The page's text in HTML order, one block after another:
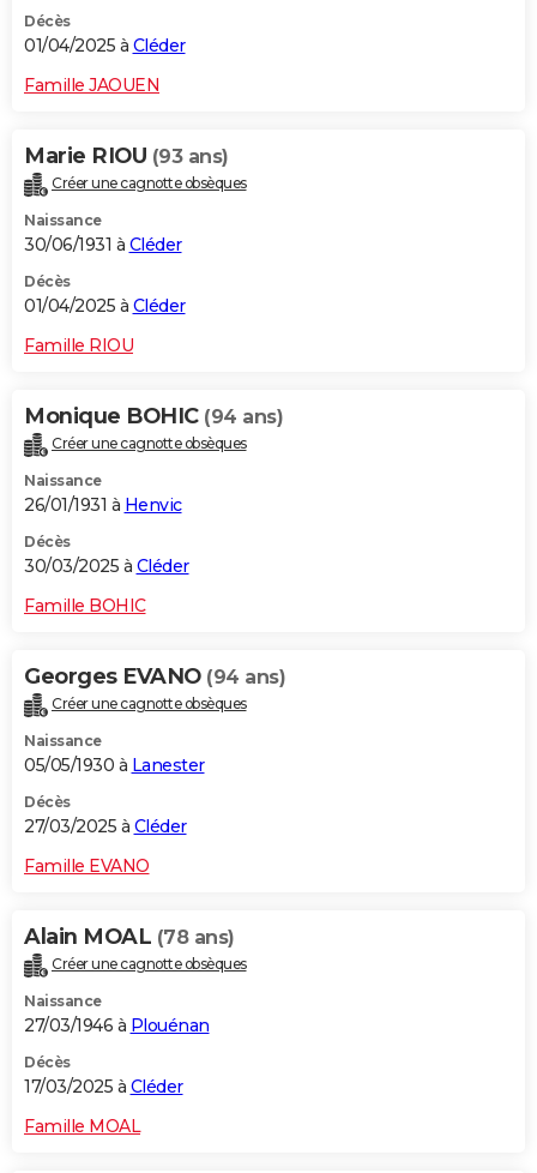
Décès
01/04/2025 à Cléder
Famille JAOUEN
Marie RIOU (93 ans)
Créer une cagnotte obsèques
Naissance
30/06/1931 à Cléder
Décès
01/04/2025 à Cléder
Famille RIOU
Monique BOHIC (94 ans)
Créer une cagnotte obsèques
Naissance
26/01/1931 à Henvic
Décès
30/03/2025 à Cléder
Famille BOHIC
Georges EVANO (94 ans)
Créer une cagnotte obsèques
Naissance
05/05/1930 à Lanester
Décès
27/03/2025 à Cléder
Famille EVANO
Alain MOAL (78 ans)
Créer une cagnotte obsèques
Naissance
27/03/1946 à Plouénan
Décès
17/03/2025 à Cléder
Famille MOAL